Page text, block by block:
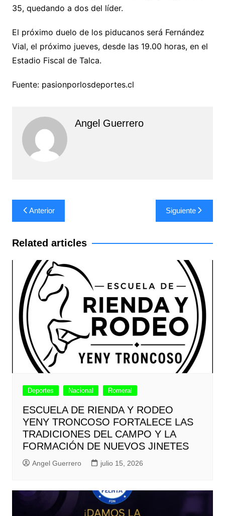
35, quedando a dos del líder.
El próximo duelo de los piducanos será Fernández
Vial, el próximo jueves, desde las 19.00 horas, en el
Estadio Fiscal de Talca.
Fuente: pasionporlosdeportes.cl
Angel Guerrero
Navegación
de
entradas
Anterior Siguiente
Related articles
Deportes Nacional Romeral
ESCUELA DE RIENDA Y RODEO
YENY TRONCOSO FORTALECE LAS
TRADICIONES DEL CAMPO Y LA
FORMACIÓN DE NUEVOS JINETES
Angel Guerrero julio 15, 2026